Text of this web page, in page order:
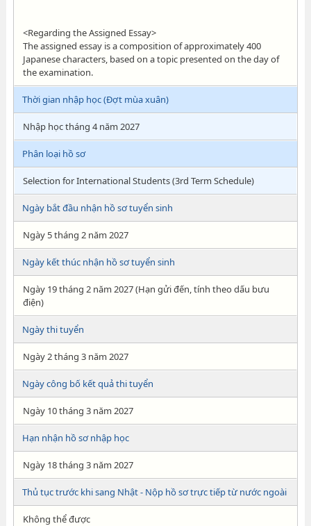
<Regarding the Assigned Essay>
The assigned essay is a composition of approximately 400
Japanese characters, based on a topic presented on the day of
the examination.
Thời gian nhập học (Đợt mùa xuân)
Nhập học tháng 4 năm 2027
Phân loại hồ sơ
Selection for International Students (3rd Term Schedule)
Ngày bắt đầu nhận hồ sơ tuyển sinh
Ngày 5 tháng 2 năm 2027
Ngày kết thúc nhận hồ sơ tuyển sinh
Ngày 19 tháng 2 năm 2027 (Hạn gửi đến, tính theo dấu bưu
điện)
Ngày thi tuyển
Ngày 2 tháng 3 năm 2027
Ngày công bố kết quả thi tuyển
Ngày 10 tháng 3 năm 2027
Hạn nhận hồ sơ nhập học
Ngày 18 tháng 3 năm 2027
Thủ tục trước khi sang Nhật - Nộp hồ sơ trực tiếp từ nước ngoài
Không thể được